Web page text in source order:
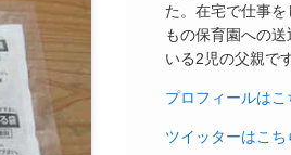
た。在宅で仕事
もの保育園への
いる2児の父親です
プロフィールはこ
ツイッターはこち